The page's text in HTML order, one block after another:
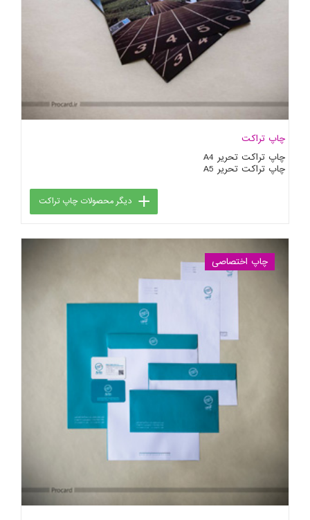
چاپ تراکت
چاپ تراکت تحریر A4
چاپ تراکت تحریر A5
دیگر محصولات چاپ تراکت
چاپ اختصاصی